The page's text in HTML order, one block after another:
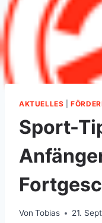
AKTUELLES |
Sport-
Von Tobias 21.